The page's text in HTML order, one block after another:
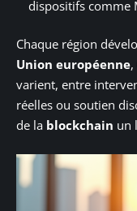
dispositifs comme
Chaque région
Union européenne,
varient, entre
réelles ou soutien
de la blockchain un